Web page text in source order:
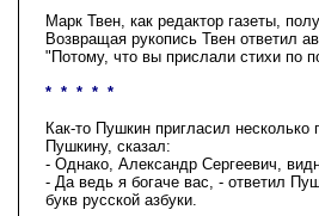
Марк Твен, как редактор газеты,
Возвращая рукопись Твен ответил
"Потому, что вы прислали стихи по
* * * * *
Как-то Пушкин пригласил
Пушкину, сказал:
- Однако, Александр Сергеевич,
- Да ведь я богаче вас, - ответил
букв русской азбуки.